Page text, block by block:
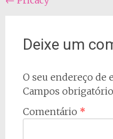
postDeixe um
O seu endereço de
Campos
Comentário *